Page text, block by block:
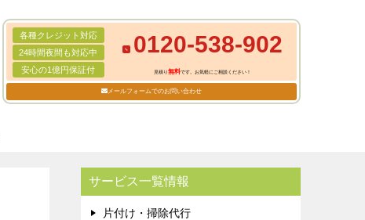
各種クレジット対応
24時間夜間も対応中
安心の1億円保証付
0120-538-902
見積り無料です。お気軽にご相談ください！
メールフォームでのお問い合わせ
サービス一覧情報
片付け・掃除代行